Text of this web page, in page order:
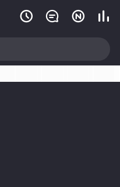
   